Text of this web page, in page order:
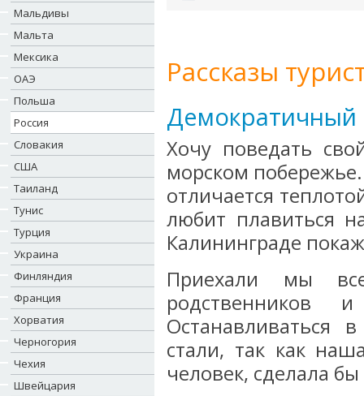
Мальдивы
Мальта
Мексика
ОАЭ
Польша
Россия
Словакия
США
Таиланд
Тунис
Турция
Украина
Финляндия
Франция
Хорватия
Черногория
Чехия
Швейцария
Рассказы
Демократичный
Хочу поведать
морском
отличается
любит плавиться
Калининграде
Приехали мы
родственников
стали, так как
человек, сделала